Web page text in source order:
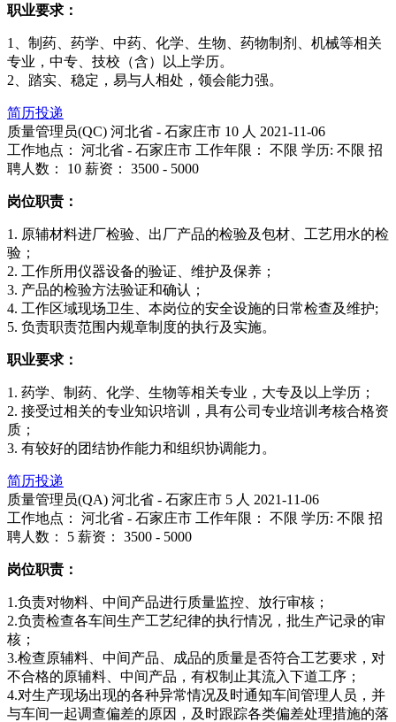
职业要求：
1、制药、药学、中药、化学、生物、药物制剂、机械等相关
专业，中专、技校（含）以上学历。
2、踏实、稳定，易与人相处，领会能力强。
简历投递
质量管理员(QC) 河北省 - 石家庄市 10 人 2021-11-06
工作地点： 河北省 - 石家庄市 工作年限： 不限 学历: 不限 招
聘人数： 10 薪资： 3500 - 5000
岗位职责：
1. 原辅材料进厂检验、出厂产品的检验及包材、工艺用水的检
验；
2. 工作所用仪器设备的验证、维护及保养；
3. 产品的检验方法验证和确认；
4. 工作区域现场卫生、本岗位的安全设施的日常检查及维护;
5. 负责职责范围内规章制度的执行及实施。
职业要求：
1. 药学、制药、化学、生物等相关专业，大专及以上学历；
2. 接受过相关的专业知识培训，具有公司专业培训考核合格资
质；
3. 有较好的团结协作能力和组织协调能力。
简历投递
质量管理员(QA) 河北省 - 石家庄市 5 人 2021-11-06
工作地点： 河北省 - 石家庄市 工作年限： 不限 学历: 不限 招
聘人数： 5 薪资： 3500 - 5000
岗位职责：
1.负责对物料、中间产品进行质量监控、放行审核；
2.负责检查各车间生产工艺纪律的执行情况，批生产记录的审
核；
3.检查原辅料、中间产品、成品的质量是否符合工艺要求，对
不合格的原辅料、中间产品，有权制止其流入下道工序；
4.对生产现场出现的各种异常情况及时通知车间管理人员，并
与车间一起调查偏差的原因，及时跟踪各类偏差处理措施的落